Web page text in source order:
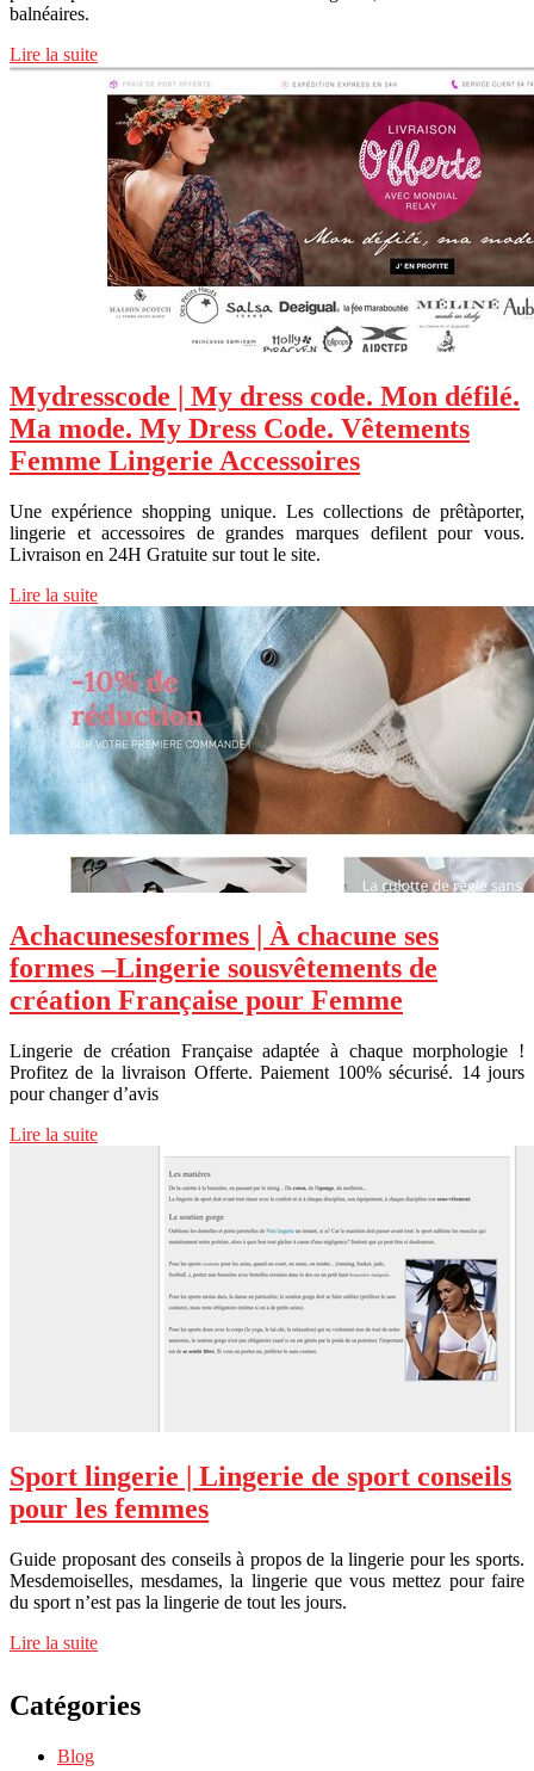
balnéaires.
Lire la suite
Mydresscode | My dress code. Mon défilé.
Ma mode. My Dress Code. Vêtements
Femme Lingerie Accessoires
Une expérience shopping unique. Les collections de prêtàporter,
lingerie et accessoires de grandes marques defilent pour vous.
Livraison en 24H Gratuite sur tout le site.
Lire la suite
Achacune­sesfor­mes | À chacune ses
formes –Lingerie sousvêtements de
création Française pour Femme
Lingerie de création Française adaptée à chaque morphologie !
Profitez de la livraison Offerte. Paiement 100% sécurisé. 14 jours
pour changer d’avis
Lire la suite
Sport lingerie | Lingerie de sport conseils
pour les femmes
Guide proposant des conseils à propos de la lingerie pour les sports.
Mesdemoiselles, mesdames, la lingerie que vous mettez pour faire
du sport n’est pas la lingerie de tout les jours.
Lire la suite
Catégories
Blog